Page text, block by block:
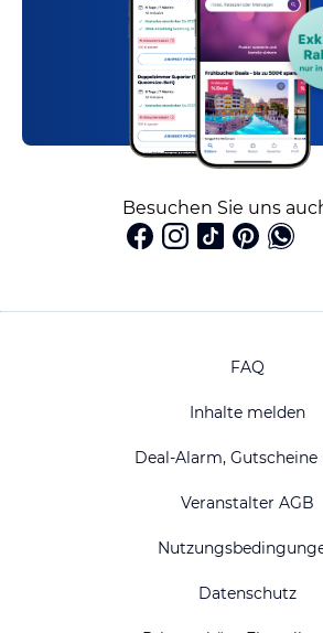
Besuchen Sie uns
FAQ
Inhalte melden
Deal-Alarm, Gutscheine
Veranstalter AGB
Datenschutz